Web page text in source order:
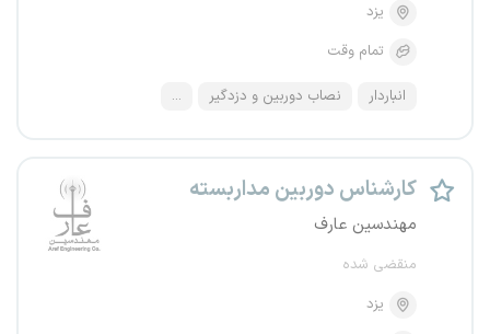
یزد
تمام وقت
انباردار نصاب دوربین و دزدگیر ...
کارشناس دوربین مداربسته
مهندسین عارف
منقضی شده
یزد